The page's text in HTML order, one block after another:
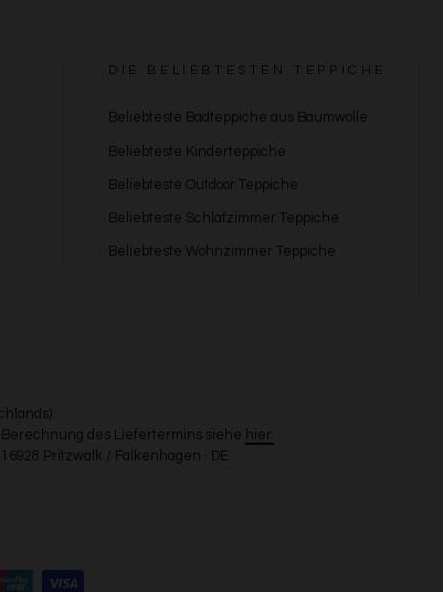
DIE BELIEBTESTEN TEPPICHE
Beliebteste Badteppiche aus Baumwolle
Beliebteste Kinderteppiche
Beliebteste Outdoor Teppiche
Beliebteste Schlafzimmer Teppiche
Beliebteste Wohnzimmer Teppiche
des Liefertermins siehe hier.
Pritzwalk / Falkenhagen · DE